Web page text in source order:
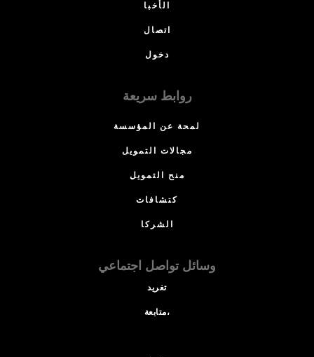
الأخبا
اتصال
دخول
روابط سريعة
لمحة عن المؤسسة
مجالات التمويل
منح التمويل
كتشافات
الشركا
وسائل تواصل اجتماعي
تغريد
متابعة،